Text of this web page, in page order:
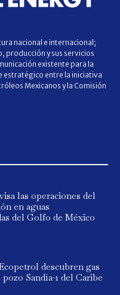
nacional e internacional;
producción y sus servicios
existente para la
estratégico entre la iniciativa
Mexicanos y la Comisión
las operaciones del
en aguas
del Golfo de México
descubren gas
Sandía-1 del Caribe